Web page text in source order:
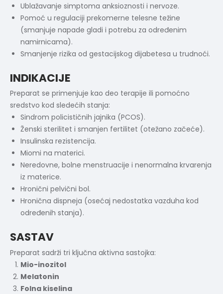
Ublažavanje simptoma anksioznosti i nervoze.
Pomoć u regulaciji prekomerne telesne težine
(smanjuje napade gladi i potrebu za određenim
namirnicama).
Smanjenje rizika od gestacijskog dijabetesa u trudnoći.
INDIKACIJE
Preparat se primenjuje kao deo terapije ili pomoćno
sredstvo kod sledećih stanja:
Sindrom policističnih jajnika (PCOS).
Ženski sterilitet i smanjen fertilitet (otežano začeće).
Insulinska rezistencija.
Miomi na materici.
Neredovne, bolne menstruacije i nenormalna krvarenja
iz materice.
Hronični pelvični bol.
Hronična dispneja (osećaj nedostatka vazduha kod
određenih stanja).
SASTAV
Preparat sadrži tri ključna aktivna sastojka:
Mio-inozitol
Melatonin
Folna kiselina